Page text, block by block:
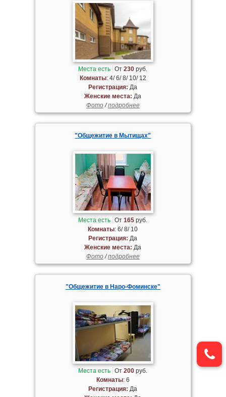
Места есть От230 руб.
Комнаты: 4/ 6/ 8/ 10/ 12
Регистрация: Да
Женские места: Да
Фото/подробнее
"Общежитие в Мытищах"
Места есть От165 руб.
Комнаты: 6/ 8/ 10
Регистрация: Да
Женские места: Да
Фото/подробнее
"Общежитие в Наро-Фоминске"
Места есть От200 руб.
Комнаты: 6
Регистрация: Да